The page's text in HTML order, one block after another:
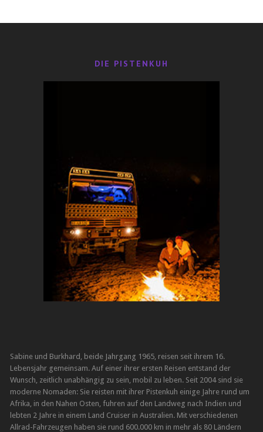
DIE PISTENKUH
Sabine und Burkhard, beide Jahrgang 1965, reisen seit ihrem 16.
Lebensjahr gemeinsam. Auf einer ihrer ersten Reisen entstand der
Wunsch, zeitlich unabhängig zu sein, mobil zu leben. Seit 2004 sind sie
moderne Nomaden: Sie reisten mit ihrer Pistenkuh einige Jahre rund um
Afrika, in den Nahen Osten, fuhren auf den Landweg nach Indien und
lebten 2 Jahre in einem Land Cruiser in Australien. Mit verschiedenen
Allrad-Fahrzeugen haben sie rund 600.000 km in mehr als 80 Ländern